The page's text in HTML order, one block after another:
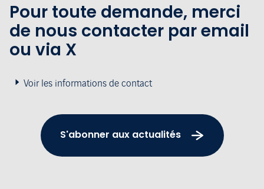
Pour toute demande, merci
de nous contacter par email
ou via X
Voir les informations de contact
S'abonner aux actualités